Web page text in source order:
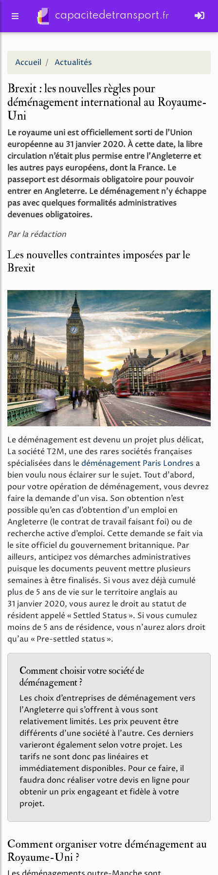
capacitedetransport.fr
Accueil Actualités
Brexit : les nouvelles règles pour
déménagement international au Royaume-
Uni
Le royaume uni est officiellement sorti de l’Union
européenne au 31 janvier 2020. À cette date, la libre
circulation n’était plus permise entre l’Angleterre et
les autres pays européens, dont la France. Le
passeport est désormais obligatoire pour pouvoir
entrer en Angleterre. Le déménagement n’y échappe
pas avec quelques formalités administratives
devenues obligatoires.
Par la rédaction
Les nouvelles contraintes imposées par le
Brexit
Le déménagement est devenu un projet plus délicat,
La société T2M, une des rares sociétés françaises
spécialisées dans le déménagement Paris Londres a
bien voulu nous éclairer sur le sujet. Tout d’abord,
pour votre opération de déménagement, vous devrez
faire la demande d’un visa. Son obtention n’est
possible qu’en cas d’obtention d’un emploi en
Angleterre (le contrat de travail faisant foi) ou de
recherche active d’emploi. Cette demande se fait via
le site officiel du gouvernement britannique. Par
ailleurs, anticipez vos démarches administratives
puisque les documents peuvent mettre plusieurs
semaines à être finalisés. Si vous avez déjà cumulé
plus de 5 ans de vie sur le territoire anglais au
31 janvier 2020, vous aurez le droit au statut de
résident appelé « Settled Status ». Si vous cumulez
moins de 5 ans de résidence, vous n’aurez alors droit
qu’au « Pre-settled status ».
Comment choisir votre société de
déménagement ?
Les choix d’entreprises de déménagement vers
l’Angleterre qui s’offrent à vous sont
relativement limités. Les prix peuvent être
différents d’une société à l’autre. Ces derniers
varieront également selon votre projet. Les
tarifs ne sont donc pas linéaires et
immédiatement disponibles. Pour ce faire, il
faudra donc réaliser votre devis en ligne pour
obtenir un prix engageant et fidèle à votre
projet.
Comment organiser votre déménagement au
Royaume-Uni ?